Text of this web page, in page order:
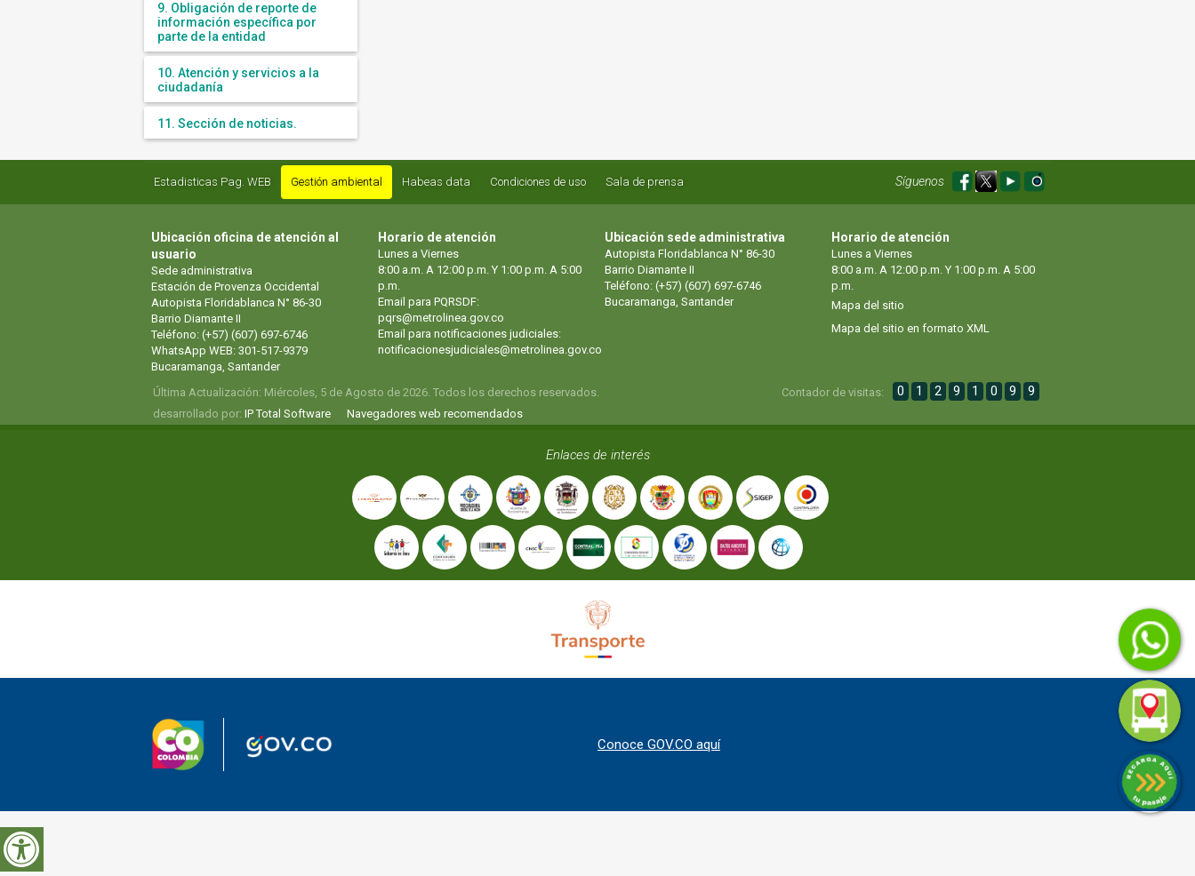
9. Obligación de reporte de
información específica por
parte de la entidad
10. Atención y servicios a la
ciudadanía
11. Sección de noticias.
Estadisticas Pag. WEB Gestión ambiental Habeas data Condiciones de uso Sala de prensa Síguenos
Ubicación oficina de atención al
usuario
Sede administrativa
Estación de Provenza Occidental
Autopista Floridablanca N° 86-30
Barrio Diamante II
Teléfono: (+57) (607) 697-6746
WhatsApp WEB: 301-517-9379
Bucaramanga, Santander
Horario de atención
Lunes a Viernes
8:00 a.m. A 12:00 p.m. Y 1:00 p.m. A 5:00
p.m.
Email para PQRSDF:
pqrs@metrolinea.gov.co
Email para notificaciones judiciales:
notificacionesjudiciales@metrolinea.gov.co
Ubicación sede administrativa
Autopista Floridablanca N° 86-30
Barrio Diamante II
Teléfono: (+57) (607) 697-6746
Bucaramanga, Santander
Horario de atención
Lunes a Viernes
8:00 a.m. A 12:00 p.m. Y 1:00 p.m. A 5:00
p.m.
Mapa del sitio
Mapa del sitio en formato XML
Última Actualización: Miércoles, 5 de Agosto de 2026. Todos los derechos reservados.
desarrollado por: IP Total Software Navegadores web recomendados
Contador de visitas: 0 1 2 9 1 0 9 9
Enlaces de interés
Conoce GOV.CO aquí